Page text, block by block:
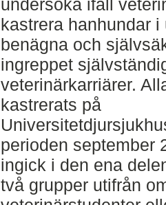
undersöka ifall
kastrera hanhundar
benägna och
ingreppet
veterinärkarriärer.
kastrerats på
perioden september
ingick i den ena
två grupper utifrån